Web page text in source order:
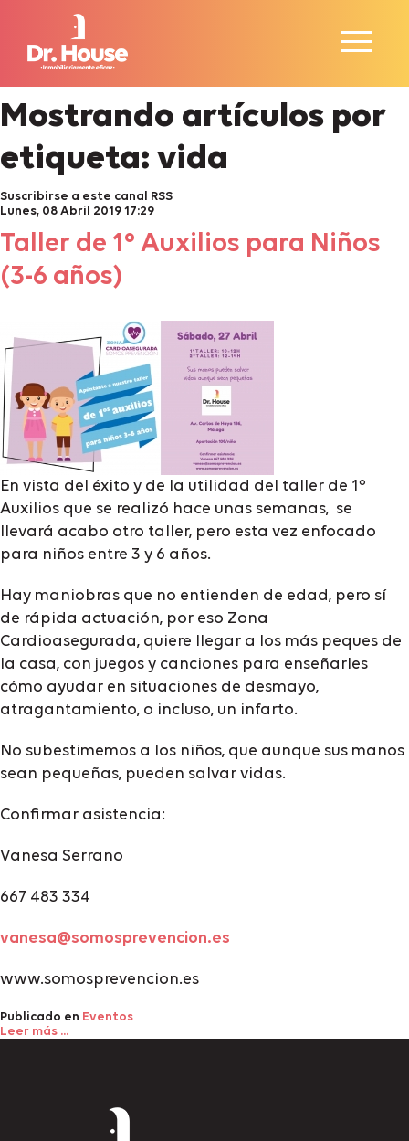
Mostrando artículos por
etiqueta: vida
Suscribirse a este canal RSS
Lunes, 08 Abril 2019 17:29
Taller de 1º Auxilios para Niños
(3-6 años)
En vista del éxito y de la utilidad del taller de 1º
Auxilios que se realizó hace unas semanas, se
llevará acabo otro taller, pero esta vez enfocado
para niños entre 3 y 6 años.
Hay maniobras que no entienden de edad, pero sí
de rápida actuación, por eso Zona
Cardioasegurada, quiere llegar a los más peques de
la casa, con juegos y canciones para enseñarles
cómo ayudar en situaciones de desmayo,
atragantamiento, o incluso, un infarto.
No subestimemos a los niños, que aunque sus manos
sean pequeñas, pueden salvar vidas.
Confirmar asistencia:
Vanesa Serrano
667 483 334
vanesa@somosprevencion.es
www.somosprevencion.es
Publicado en Eventos
Leer más ...